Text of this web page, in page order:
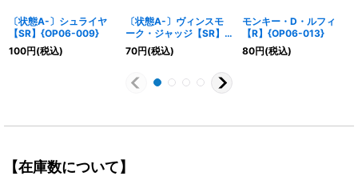
〔状態A-〕シュライヤ
【SR】{OP06-009}
100円(税込)
〔状態A-〕ヴィンスモ
ーク・ジャッジ【SR】
{OP06-062}
70円(税込)
モンキー・D・ルフィ
【R】{OP06-013}
80円(税込)
【在庫数について】